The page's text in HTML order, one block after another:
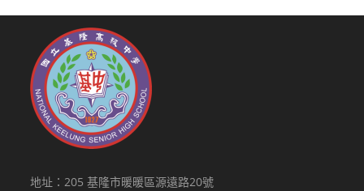
地址：205 基隆市暖暖區源遠路20號